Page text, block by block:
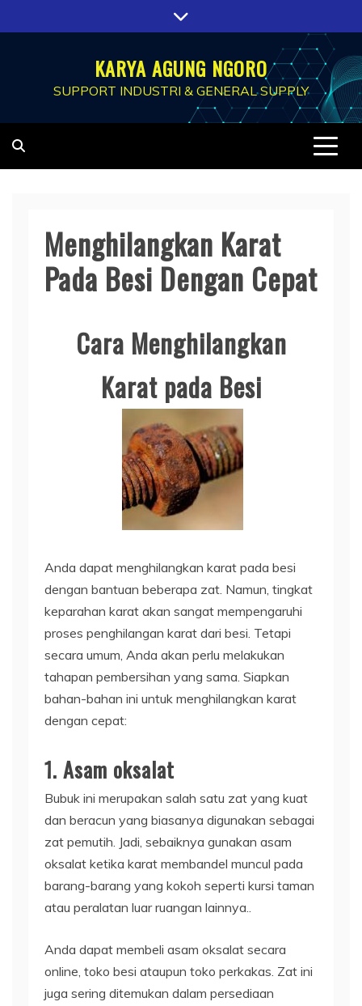
to
KARYA AGUNG NGORO
SUPPORT INDUSTRI & GENERAL SUPPLY
Menghilangkan Karat
Pada Besi Dengan Cepat
Cara Menghilangkan
Karat pada Besi
Anda dapat menghilangkan karat pada besi
dengan bantuan beberapa zat. Namun, tingkat
keparahan karat akan sangat mempengaruhi
proses penghilangan karat dari besi. Tetapi
secara umum, Anda akan perlu melakukan
tahapan pembersihan yang sama. Siapkan
bahan-bahan ini untuk menghilangkan karat
dengan cepat:
1. Asam oksalat
Bubuk ini merupakan salah satu zat yang kuat
dan beracun yang biasanya digunakan sebagai
zat pemutih. Jadi, sebaiknya gunakan asam
oksalat ketika karat membandel muncul pada
barang-barang yang kokoh seperti kursi taman
atau peralatan luar ruangan lainnya..
Anda dapat membeli asam oksalat secara
online, toko besi ataupun toko perkakas. Zat ini
juga sering ditemukan dalam persediaan